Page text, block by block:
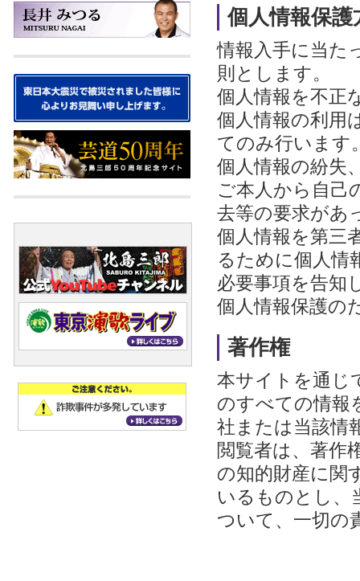
個人情報保護
情報入手に当た
則とします。
個人情報を不正
個人情報の利用
てのみ行います
個人情報の紛失
ご本人から自己
去等の要求があ
個人情報を第三
るために個人情
必要事項を告知
個人情報保護の
著作権
本サイトを通じ
のすべての情報
社または当該情
閲覧者は、著作
の知的財産に関
いるものとし、
ついて、一切の